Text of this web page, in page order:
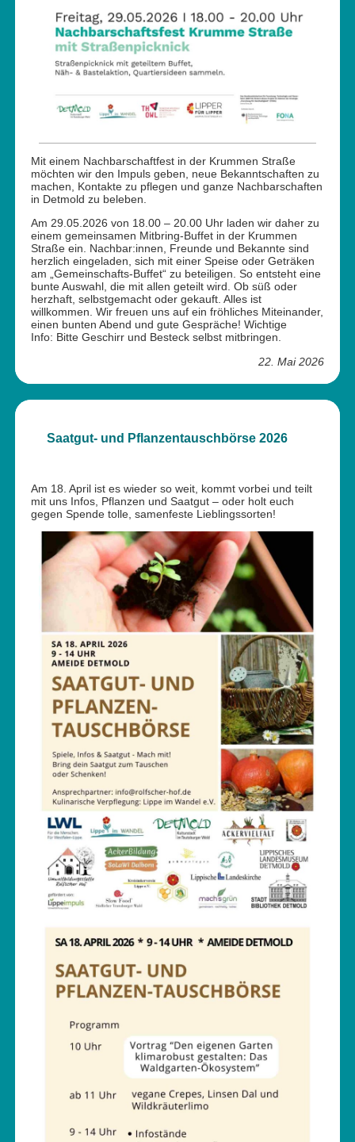
Mit einem Nachbarschaftfest in der Krummen Straße
möchten wir den Impuls geben, neue Bekanntschaften zu
machen, Kontakte zu pflegen und ganze Nachbarschaften
in Detmold zu beleben.
Am 29.05.2026 von 18.00 – 20.00 Uhr laden wir daher zu
einem gemeinsamen Mitbring-Buffet in der Krummen
Straße ein. Nachbar:innen, Freunde und Bekannte sind
herzlich eingeladen, sich mit einer Speise oder Geträken
am „Gemeinschafts-Buffet“ zu beteiligen. So entsteht eine
bunte Auswahl, die mit allen geteilt wird. Ob süß oder
herzhaft, selbstgemacht oder gekauft. Alles ist
willkommen. Wir freuen uns auf ein fröhliches Miteinander,
einen bunten Abend und gute Gespräche! Wichtige
Info: Bitte Geschirr und Besteck selbst mitbringen.
22. Mai 2026
Saatgut- und Pflanzentauschbörse 2026
Am 18. April ist es wieder so weit, kommt vorbei und teilt
mit uns Infos, Pflanzen und Saatgut – oder holt euch
gegen Spende tolle, samenfeste Lieblingssorten!